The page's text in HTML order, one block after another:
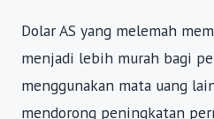
Dolar AS yang melemah
menjadi lebih murah bagi
menggunakan mata uang
mendorong peningkatan